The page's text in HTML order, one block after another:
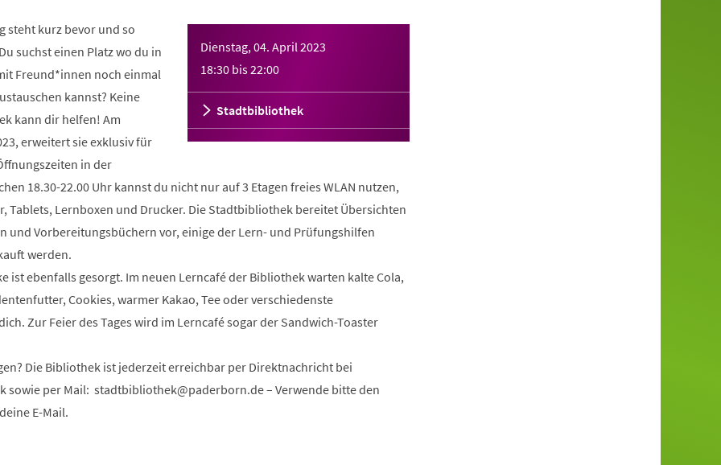
Dienstag, 04. April 2023
18:30 bis22:00
Stadtbibliothek
steht kurz bevor und so
suchst einen Platz wo du in
Freund*innen noch einmal
kannst? Keine
kann dir helfen! Am
erweitert sie exklusiv für
in der
18.30-22.00 Uhr kannst du nicht nur auf 3 Etagen freies WLAN nutzen,
Tablets, Lernboxen und Drucker. Die Stadtbibliothek bereitet Übersichten
und Vorbereitungsbüchern vor, einige der Lern- und Prüfungshilfen
werden.
ist ebenfalls gesorgt. Im neuen Lerncafé der Bibliothek warten kalte Cola,
Cookies, warmer Kakao, Tee oder verschiedenste
Zur Feier des Tages wird im Lerncafé sogar der Sandwich-Toaster
Die Bibliothek ist jederzeit erreichbar per Direktnachricht bei
sowie per Mail: stadtbibliothek paderborn de– Verwende bitte den
E-Mail.